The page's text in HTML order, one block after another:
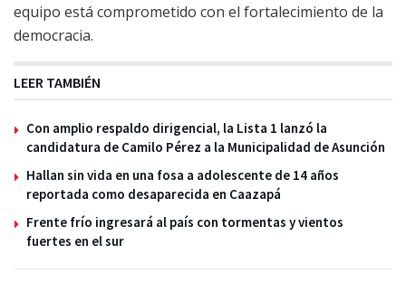
equipo está comprometido con el fortalecimiento de la
democracia.
LEER TAMBIÉN
Con amplio respaldo dirigencial, la Lista 1 lanzó la
candidatura de Camilo Pérez a la Municipalidad de Asunción
Hallan sin vida en una fosa a adolescente de 14 años
reportada como desaparecida en Caazapá
Frente frío ingresará al país con tormentas y vientos
fuertes en el sur